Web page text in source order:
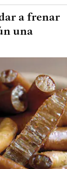
a frenar
una